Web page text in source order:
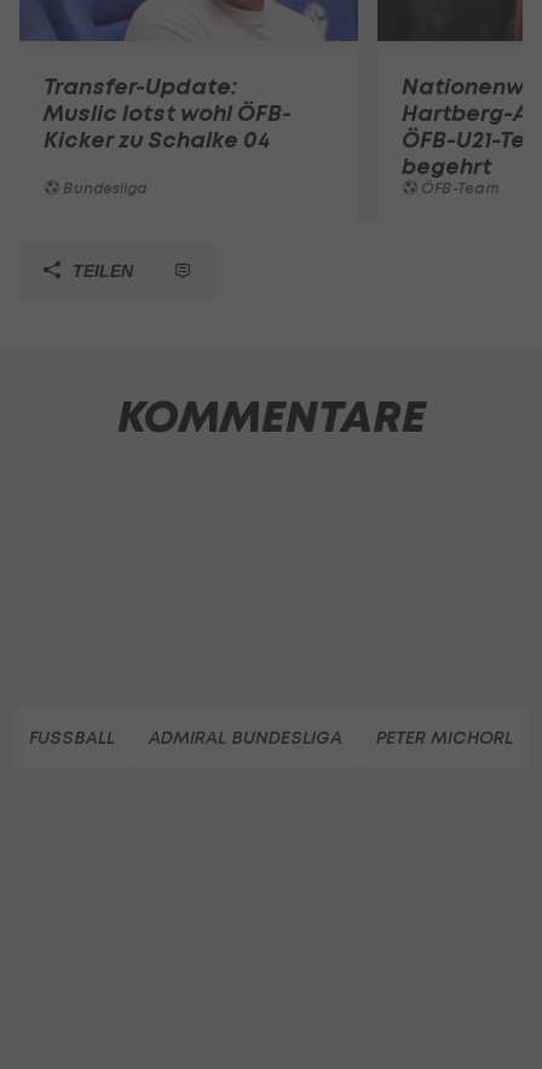
Transfer-Update:
Muslic lotst wohl ÖFB-
Kicker zu Schalke 04
Bundesliga
Hartberg-
ÖFB-U21-
begehrt
ÖFB-Team
TEILEN
KOMMENTARE
FUSSBALL ADMIRAL BUNDESLIGA PETER MICHORL